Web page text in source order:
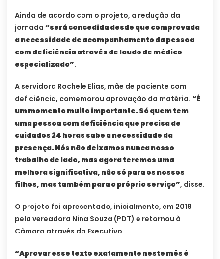
Ainda de acordo com o projeto, a redução da
jornada “será concedida desde que comprovada
a necessidade de acompanhamento da pessoa
com deficiência através de laudo de médico
especializado”.
A servidora Rochele Elias, mãe de paciente com
deficiência, comemorou aprovação da matéria. “É
um momento muito importante. Só quem tem
uma pessoa com deficiência que precisa de
cuidados 24 horas sabe a necessidade da
presença. Nós não deixamos nunca nosso
trabalho de lado, mas agora teremos uma
melhora significativa, não só para os nossos
filhos, mas também para o próprio serviço”, disse.
O projeto foi apresentado, inicialmente, em 2019
pela vereadora Nina Souza (PDT) e retornou à
Câmara através do Executivo.
“Aprovar esse texto exatamente neste mês é